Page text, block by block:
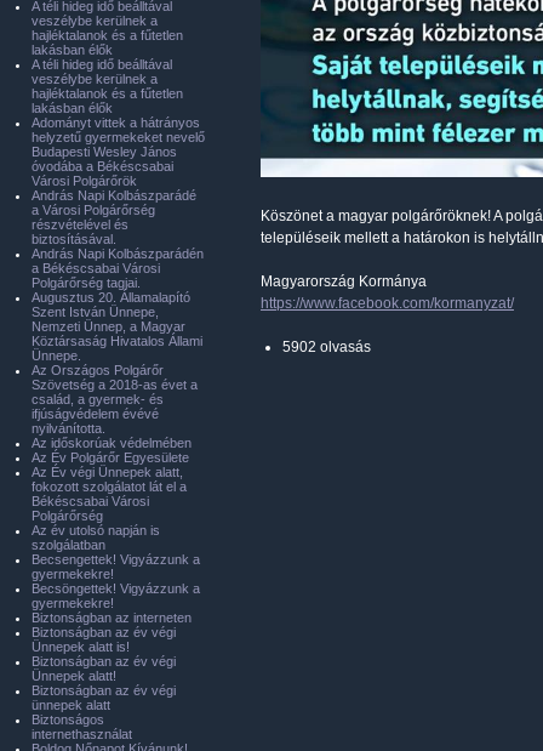
Köszönet a magyar polgárőröknek! A
településeik mellett a határokon is
Magyarország Kormánya
https://www.facebook.com/kormanyzat/
5902 olvasás
A téli hideg idő beálltával
veszélybe kerülnek a
hajléktalanok és a fűtetlen
lakásban élők
A téli hideg idő beálltával
veszélybe kerülnek a
hajléktalanok és a fűtetlen
lakásban élők
Adományt vittek a hátrányos
helyzetű gyermekeket nevelő
Budapesti Wesley János
óvodába a Békéscsabai
Városi Polgárőrök
András Napi Kolbászparádé
a Városi Polgárőrség
részvételével és
biztosításával.
András Napi Kolbászparádén
a Békéscsabai Városi
Polgárőrség tagjai.
Augusztus 20. Államalapító
Szent István Ünnepe,
Nemzeti Ünnep, a Magyar
Köztársaság Hivatalos Állami
Ünnepe.
Az Országos Polgárőr
Szövetség a 2018-as évet a
család, a gyermek- és
ifjúságvédelem évévé
nyilvánította.
Az időskorúak védelmében
Az Év Polgárőr Egyesülete
Az Év végi Ünnepek alatt,
fokozott szolgálatot lát el a
Békéscsabai Városi
Polgárőrség
Az év utolsó napján is
szolgálatban
Becsengettek! Vigyázzunk a
gyermekekre!
Becsöngettek! Vigyázzunk a
gyermekekre!
Biztonságban az interneten
Biztonságban az év végi
Ünnepek alatt is!
Biztonságban az év végi
Ünnepek alatt!
Biztonságban az év végi
ünnepek alatt
Biztonságos
internethasználat